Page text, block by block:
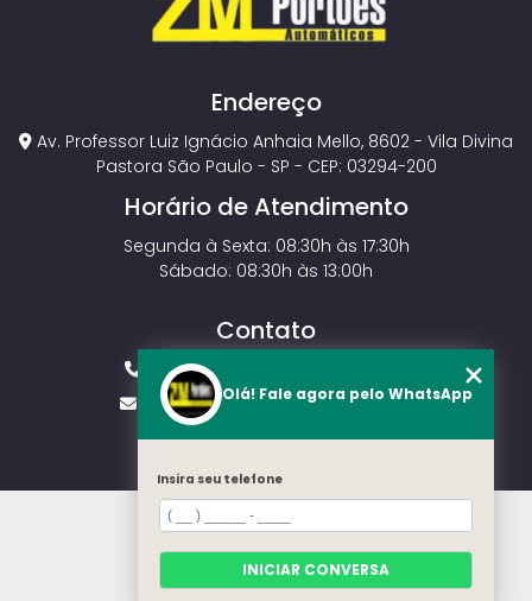
Endereço
Av. Professor Luiz Ignácio Anhaia Mello, 8602 - Vila Divina
Pastora São Paulo - SP - CEP: 03294-200
Horário de Atendimento
Segunda à Sexta: 08:30h às 17:30h
Sábado: 08:30h às 13:00h
Contato
(11) 2143-4826
vendas.zmportoes@gmail.com
HOME
MODELOS
CONTATO
Olá! Fale agora pelo WhatsApp
Insira seu telefone
INICIAR CONVERSA